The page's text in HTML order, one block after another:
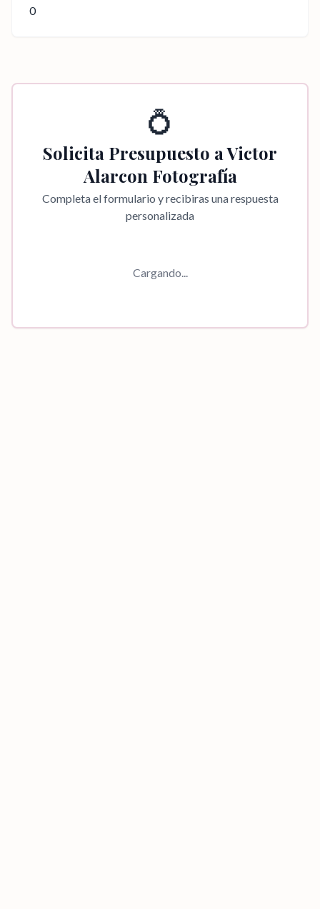
0
💍
Solicita Presupuesto aVictor
Alarcon Fotografía
Completa el formulario y recibiras una respuesta
personalizada
Cargando...